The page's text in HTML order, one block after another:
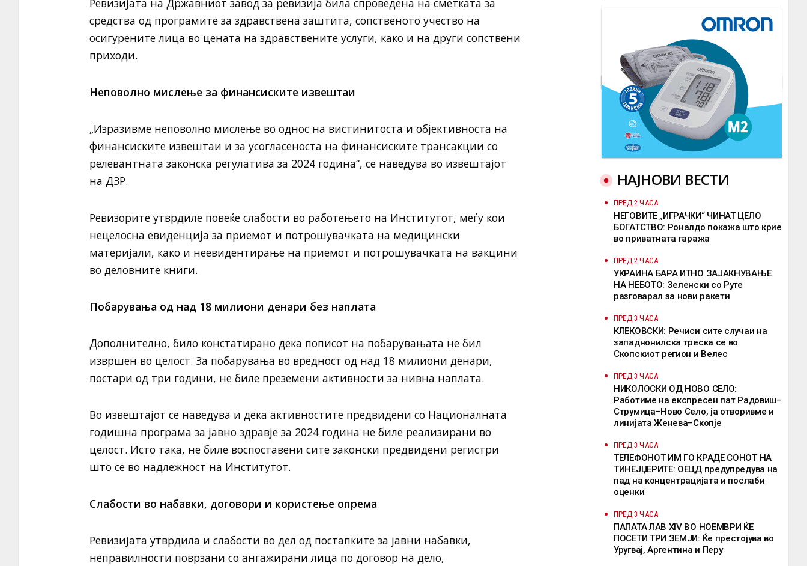
Ревизијата на Државниот завод за ревизија била спроведена на сметката за
средства од програмите за здравствена заштита, сопственото учество на
осигурените лица во цената на здравствените услуги, како и на други сопствени
приходи.
Неповолно мислење за финансиските извештаи
„Изразивме неповолно мислење во однос на вистинитоста и објективноста на
финансиските извештаи и за усогласеноста на финансиските трансакции со
релевантната законска регулатива за 2024 година“, се наведува во извештајот
на ДЗР.
Ревизорите утврдиле повеќе слабости во работењето на Институтот, меѓу кои
нецелосна евиденција за приемот и потрошувачката на медицински
материјали, како и неевидентирање на приемот и потрошувачката на вакцини
во деловните книги.
Побарувања од над 18 милиони денари без наплата
Дополнително, било констатирано дека пописот на побарувањата не бил
извршен во целост. За побарувања во вредност од над 18 милиони денари,
постари од три години, не биле преземени активности за нивна наплата.
Во извештајот се наведува и дека активностите предвидени со Националната
годишна програма за јавно здравје за 2024 година не биле реализирани во
целост. Исто така, не биле воспоставени сите законски предвидени регистри
што се во надлежност на Институтот.
Слабости во набавки, договори и користење опрема
Ревизијата утврдила и слабости во дел од постапките за јавни набавки,
неправилности поврзани со ангажирани лица по договор на дело,
НАЈНОВИ ВЕСТИ
ПРЕД 2 ЧАСА
НЕГОВИТЕ „ИГРАЧКИ“ ЧИНАТ ЦЕЛО
БОГАТСТВО: Роналдо покажа што крие
во приватната гаража
ПРЕД 2 ЧАСА
УКРАИНА БАРА ИТНО ЗАЈАКНУВАЊЕ
НА НЕБОТО: Зеленски со Руте
разговарал за нови ракети
ПРЕД 3 ЧАСА
КЛЕКОВСКИ: Речиси сите случаи на
западнонилска треска се во
Скопскиот регион и Велес
ПРЕД 3 ЧАСА
НИКОЛОСКИ ОД НОВО СЕЛО:
Работиме на експресен пат Радовиш–
Струмица–Ново Село, ја отворивме и
линијата Женева–Скопје
ПРЕД 3 ЧАСА
ТЕЛЕФОНОТ ИМ ГО КРАДЕ СОНОТ НА
ТИНЕЈЏЕРИТЕ: ОЕЦД предупредува на
пад на концентрацијата и послаби
оценки
ПРЕД 3 ЧАСА
ПАПАТА ЛАВ XIV ВО НОЕМВРИ ЌЕ
ПОСЕТИ ТРИ ЗЕМЈИ: Ќе престојува во
Уругвај, Аргентина и Перу